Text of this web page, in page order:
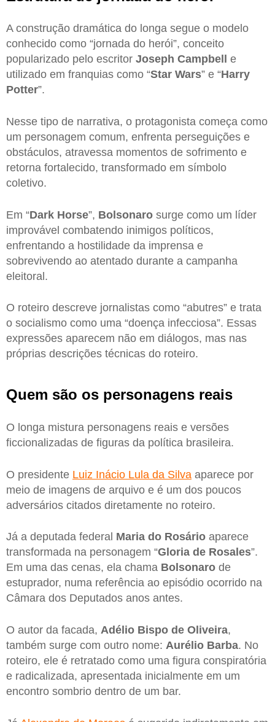
A construção dramática do longa segue o modelo
conhecido como “jornada do herói”, conceito
popularizado pelo escritor Joseph Campbell
e
utilizado em franquias como “Star Wars” e “Harry
Potter”.
Nesse tipo de narrativa, o protagonista começa como
um personagem comum, enfrenta perseguições e
obstáculos, atravessa momentos de sofrimento e
retorna fortalecido, transformado em símbolo
coletivo.
Em “Dark Horse”, Bolsonaro surge como um líder
improvável combatendo inimigos políticos,
enfrentando a hostilidade da imprensa e
sobrevivendo ao atentado durante a campanha
eleitoral.
O roteiro descreve jornalistas como “abutres” e trata
o socialismo como uma “doença infecciosa”. Essas
expressões aparecem não em diálogos, mas nas
próprias descrições técnicas do roteiro.
Quem são os personagens reais
O longa mistura personagens reais e versões
ficcionalizadas de figuras da política brasileira.
O presidente Luiz Inácio Lula da Silva aparece por
meio de imagens de arquivo e é um dos poucos
adversários citados diretamente no roteiro.
Já a deputada federal Maria do Rosário aparece
transformada na personagem “Gloria de Rosales”.
Em uma das cenas, ela chama Bolsonaro de
estuprador, numa referência ao episódio ocorrido na
Câmara dos Deputados anos antes.
O autor da facada, Adélio Bispo de Oliveira,
também surge com outro nome: Aurélio Barba. No
roteiro, ele é retratado como uma figura conspiratória
e radicalizada, apresentada inicialmente em um
encontro sombrio dentro de um bar.